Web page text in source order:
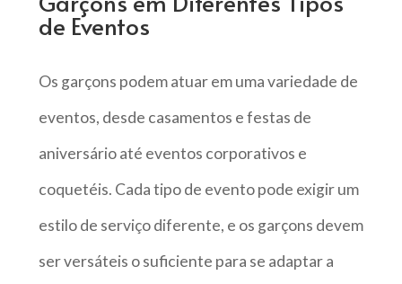
de Eventos
Os garçons podem atuar em uma variedade de
eventos, desde casamentos e festas de
aniversário até eventos corporativos e
coquetéis. Cada tipo de evento pode exigir um
estilo de serviço diferente, e os garçons devem
ser versáteis o suficiente para se adaptar a